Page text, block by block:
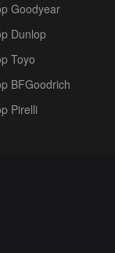
Goodyear
Dunlop
Toyo
BFGoodrich
Pirelli